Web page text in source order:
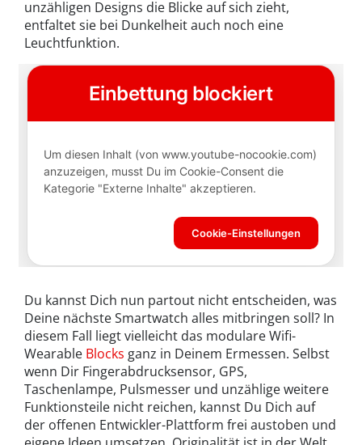
unzähligen Designs die Blicke auf sich zieht,
entfaltet sie bei Dunkelheit auch noch eine
Leuchtfunktion.
Du kannst Dich nun partout nicht entscheiden, was
Deine nächste Smartwatch alles mitbringen soll? In
diesem Fall liegt vielleicht das modulare Wifi-
Wearable Blocks ganz in Deinem Ermessen. Selbst
wenn Dir Fingerabdrucksensor, GPS,
Taschenlampe, Pulsmesser und unzählige weitere
Funktionsteile nicht reichen, kannst Du Dich auf
der offenen Entwickler-Plattform frei austoben und